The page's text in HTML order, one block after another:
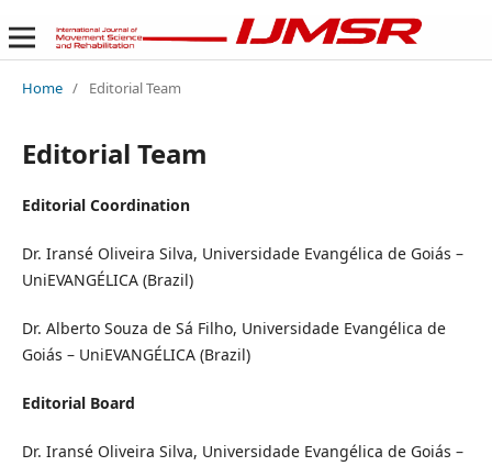
Home / Editorial Team
Editorial Team
Editorial Coordination
Dr. Iransé Oliveira Silva, Universidade Evangélica de Goiás –
UniEVANGÉLICA (Brazil)
Dr. Alberto Souza de Sá Filho, Universidade Evangélica de
Goiás – UniEVANGÉLICA (Brazil)
Editorial Board
Dr. Iransé Oliveira Silva, Universidade Evangélica de Goiás –